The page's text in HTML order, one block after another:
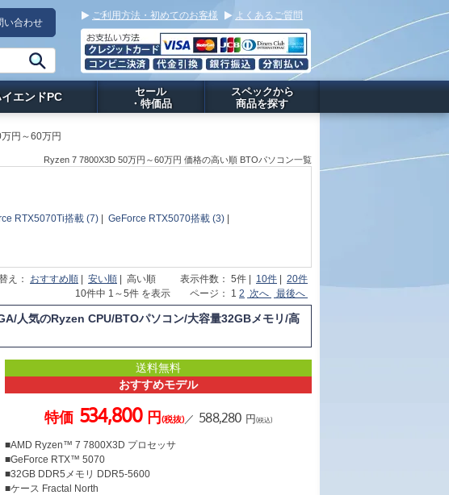
い合わせ
ご利用方法・初めてのお客様 よくあるご質問
エンドPC
セール
・特価品
スペックから
商品を探す
円～60万円
Ryzen 7 7800X3D 50万円～60万円 価格の高い順 BTOパソコン一覧
RTX5070Ti搭載 (7) | GeForce RTX5070搭載 (3) |
え： おすすめ順 | 安い順 | 高い順 表示件数： 5件 | 10件 | 20件
10件中 1～5件 を表示 ページ： 1 2 次へ 最後へ
人気のRyzen CPU/BTOパソコン/大容量32GBメモリ/高
送料無料
おすすめモデル
特価 534,800 円(税抜)／ 588,280 円(税込)
■AMD Ryzen™ 7 7800X3D プロセッサ
■GeForce RTX™ 5070
■32GB DDR5メモリ DDR5-5600
■ケース Fractal North